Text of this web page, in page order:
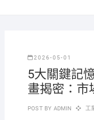
2026-05-01
5大關鍵記
畫揭密：市
POST BY ADMIN 工